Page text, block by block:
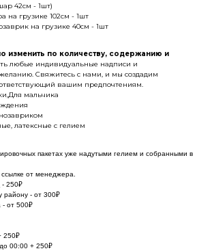
42см - 1шт)
на грузике 102см - 1шт
на грузике 40см - 1шт
изменить по количеству, содержанию и
любые индивидуальные надписи и
Свяжитесь с нами, и мы создадим
вашим предпочтениям.
мальчика
латексные с гелием
пакетах уже надутыми гелием и собранными в
от менеджера.
- 250₽
району - от 300₽
- от 500₽
250₽
00:00 + 250₽